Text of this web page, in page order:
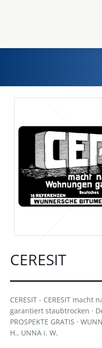
Home
Marken
Konzerne
CERESIT
CERESIT - CERESIT
garantiert staubtrocken ·
PROSPEKTE GRATIS ·
H., UNNA i. W.